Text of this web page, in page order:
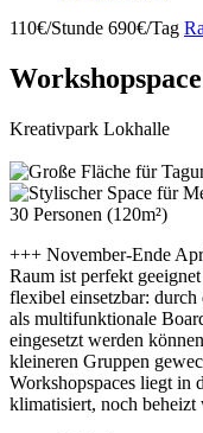
110€/Stunde 690€/Tag
Workshopspace
Kreativpark Lokhalle
30 Personen (120m²)
+++ November-Ende
Raum ist perfekt
flexibel einsetzbar:
als multifunktionale
eingesetzt werden
kleineren Gruppen
Workshopspaces liegt in
klimatisiert, noch beheizt